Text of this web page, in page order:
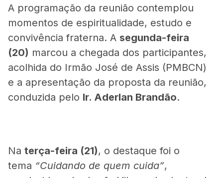
A programação da reunião contemplou
momentos de espiritualidade, estudo e
convivência fraterna. A segunda-feira
(20) marcou a chegada dos participantes,
acolhida do Irmão José de Assis (PMBCN)
e a apresentação da proposta da reunião,
conduzida pelo Ir. Aderlan Brandão.
Na terça-feira (21), o destaque foi o
tema “Cuidando de quem cuida”,